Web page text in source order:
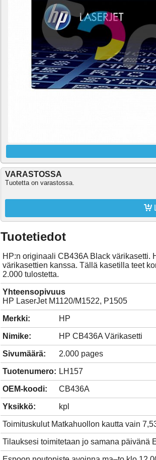
VARASTOSSA
Tuotetta on varastossa.

Tuotetiedot
HP:n originaali CB436A Black värikasetti.
värikasettien kanssa. Tällä kasetilla teet
2.000 tulostetta.
Yhteensopivuus
HP LaserJet M1120/M1522, P1505
Merkki: HP
Nimike: HP CB436A Värikasetti
Sivumäärä: 2.000 pages
Tuotenumero: LH157
OEM-koodi: CB436A
Yksikkö: kpl
Toimituskulut Matkahuollon kautta vain
Tilauksesi toimitetaan jo samana päivänä